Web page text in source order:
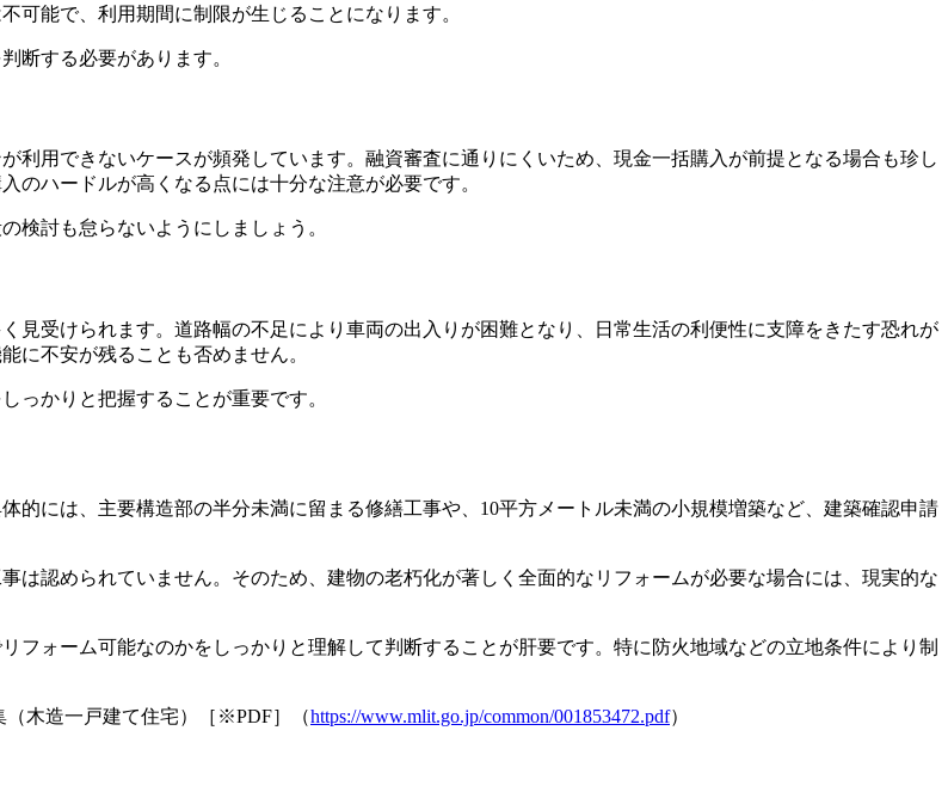
可能で、利用期間に制限が生じることになります。
断する必要があります。
利用できないケースが頻発しています。融資審査に通りにくいため、現金一括購入が前提となる場合も珍し
のハードルが高くなる点には十分な注意が必要です。
検討も怠らないようにしましょう。
見受けられます。道路幅の不足により車両の出入りが困難となり、日常生活の利便性に支障をきたす恐れが
に不安が残ることも否めません。
っかりと把握することが重要です。
的には、主要構造部の半分未満に留まる修繕工事や、10平方メートル未満の小規模増築など、建築確認申請
は認められていません。そのため、建物の老朽化が著しく全面的なリフォームが必要な場合には、現実的な
ォーム可能なのかをしっかりと理解して判断することが肝要です。特に防火地域などの立地条件により制
木造一戸建て住宅）［※PDF］（https://www.mlit.go.jp/common/001853472.pdf）